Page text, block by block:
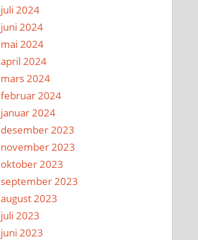
juli 2024
juni 2024
mai 2024
april 2024
mars 2024
februar 2024
januar 2024
desember 2023
november 2023
oktober 2023
september 2023
august 2023
juli 2023
juni 2023